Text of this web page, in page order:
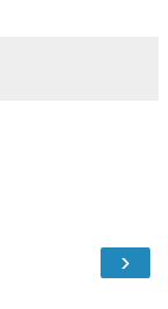
›